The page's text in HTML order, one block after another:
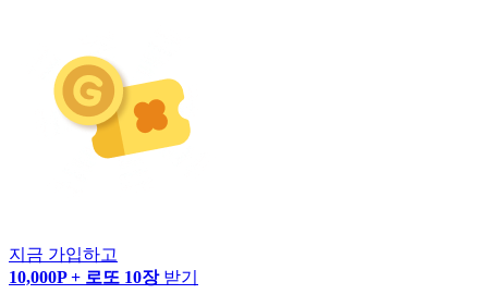
지금 가입하고
10,000P + 로또 10장 받기